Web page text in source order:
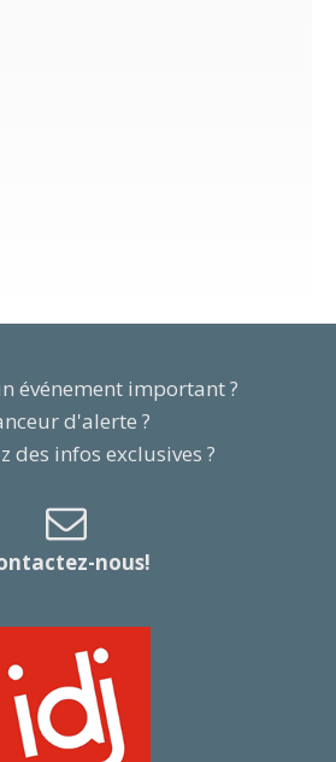
événement important ?
d'alerte ?
des infos exclusives ?
nous!